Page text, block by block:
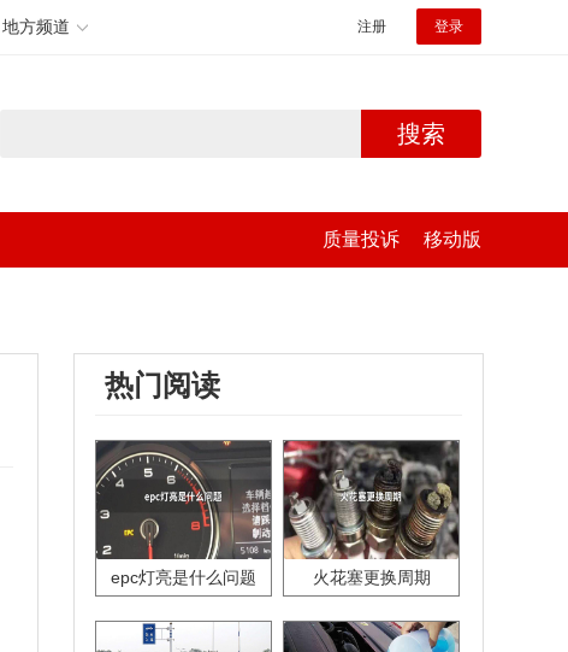
地方频道 注册 登录
搜索
质量投诉 移动版
热门阅读
epc灯亮是什么问题 火花塞更换周期